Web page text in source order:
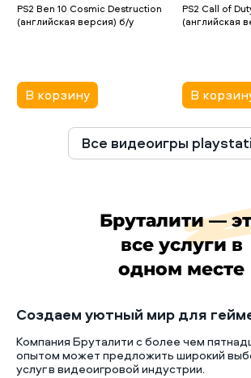
PS2 Ben 10 Cosmic Destruction
(английская версия) б/у
В корзину
PS2 Call of
(английская
В
Все видеоигры
Бруталити —
все услуги в
одном месте
Создаем уютный мир для
Компания Бруталити с более чем
опытом может предложить широкий
услуг в видеоигровой индустрии.